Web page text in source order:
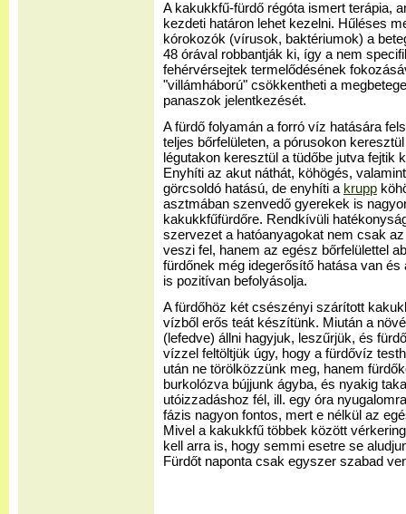
A kakukkfű-fürdő régóta ismert terápia,
kezdeti határon lehet kezelni. Hűléses
kórokozók (vírusok, baktériumok) a
48 órával robbantják ki, így a nem
fehérvérsejtek termelődésének
"villámháború" csökkentheti a
panaszok jelentkezését.
A fürdő folyamán a forró víz hatására
teljes bőrfelületen, a pórusokon
légutakon keresztül a tüdőbe jutva fejtik
Enyhíti az akut náthát, köhögés,
görcsoldó hatású, de enyhíti a krupp
asztmában szenvedő gyerekek is
kakukkfűfürdőre. Rendkívüli
szervezet a hatóanyagokat nem csak
veszi fel, hanem az egész bőrfelülettel
fürdőnek még idegerősítő hatása van
is pozitívan befolyásolja.
A fürdőhöz két csészényi szárított
vízből erős teát készítünk. Miután a
(lefedve) állni hagyjuk, leszűrjük, és
vízzel feltöltjük úgy, hogy a fürdővíz
után ne törölközzünk meg, hanem
burkolózva bújjunk ágyba, és nyakig
utóizzadáshoz fél, ill. egy óra
fázis nagyon fontos, mert e nélkül az
Mivel a kakukkfű többek között
kell arra is, hogy semmi esetre se
Fürdőt naponta csak egyszer szabad